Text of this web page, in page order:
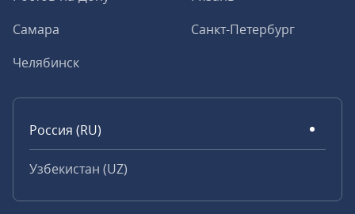
Самара
Санкт-Петербург
Челябинск
Россия (RU)
Узбекистан (UZ)